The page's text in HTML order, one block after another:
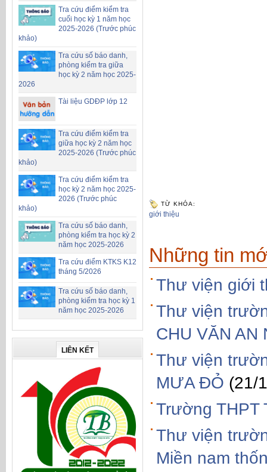
Tra cứu điểm kiểm tra
cuối học kỳ 1 năm học
2025-2026 (Trước phúc
khảo)
Tra cứu số báo danh,
phòng kiểm tra giữa
học kỳ 2 năm học 2025-
2026
Tài liệu GDĐP lớp 12
Tra cứu điểm kiểm tra
giữa học kỳ 2 năm học
2025-2026 (Trước phúc
khảo)
Tra cứu điểm kiểm tra
học kỳ 2 năm học 2025-
2026 (Trước phúc
khảo)
Tra cứu số báo danh,
phòng kiểm tra học kỳ 2
năm học 2025-2026
Tra cứu điểm KTKS K12
tháng 5/2026
Tra cứu số báo danh,
phòng kiểm tra học kỳ 1
năm học 2025-2026
LIÊN KẾT
TỪ KHÓA:
giới thiệu
Những tin
Thư viện giới
Thư viện
CHU VĂN AN
Thư viện
MƯA ĐỎ (21/
Trường THPT
Thư viện
Miền nam